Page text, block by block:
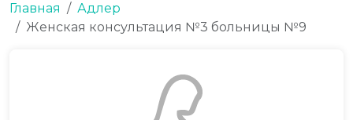
Главная
Адлер
Женская консультация №3 больницы №9